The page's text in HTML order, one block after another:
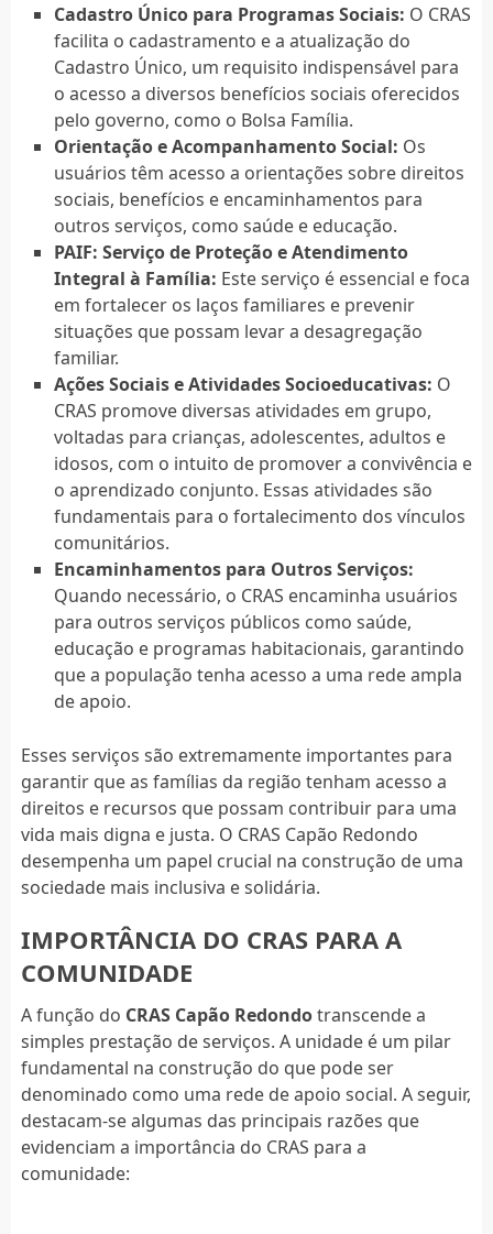
Cadastro Único para Programas Sociais: O CRAS
facilita o cadastramento e a atualização do
Cadastro Único, um requisito indispensável para
o acesso a diversos benefícios sociais oferecidos
pelo governo, como o Bolsa Família.
Orientação e Acompanhamento Social: Os
usuários têm acesso a orientações sobre direitos
sociais, benefícios e encaminhamentos para
outros serviços, como saúde e educação.
PAIF: Serviço de Proteção e Atendimento
Integral à Família: Este serviço é essencial e foca
em fortalecer os laços familiares e prevenir
situações que possam levar a desagregação
familiar.
Ações Sociais e Atividades Socioeducativas: O
CRAS promove diversas atividades em grupo,
voltadas para crianças, adolescentes, adultos e
idosos, com o intuito de promover a convivência e
o aprendizado conjunto. Essas atividades são
fundamentais para o fortalecimento dos vínculos
comunitários.
Encaminhamentos para Outros Serviços:
Quando necessário, o CRAS encaminha usuários
para outros serviços públicos como saúde,
educação e programas habitacionais, garantindo
que a população tenha acesso a uma rede ampla
de apoio.
Esses serviços são extremamente importantes para
garantir que as famílias da região tenham acesso a
direitos e recursos que possam contribuir para uma
vida mais digna e justa. O CRAS Capão Redondo
desempenha um papel crucial na construção de uma
sociedade mais inclusiva e solidária.
IMPORTÂNCIA DO CRAS PARA A
COMUNIDADE
A função do CRAS Capão Redondotranscende a
simples prestação de serviços. A unidade é um pilar
fundamental na construção do que pode ser
denominado como uma rede de apoio social. A seguir,
destacam-se algumas das principais razões que
evidenciam a importância do CRAS para a
comunidade: